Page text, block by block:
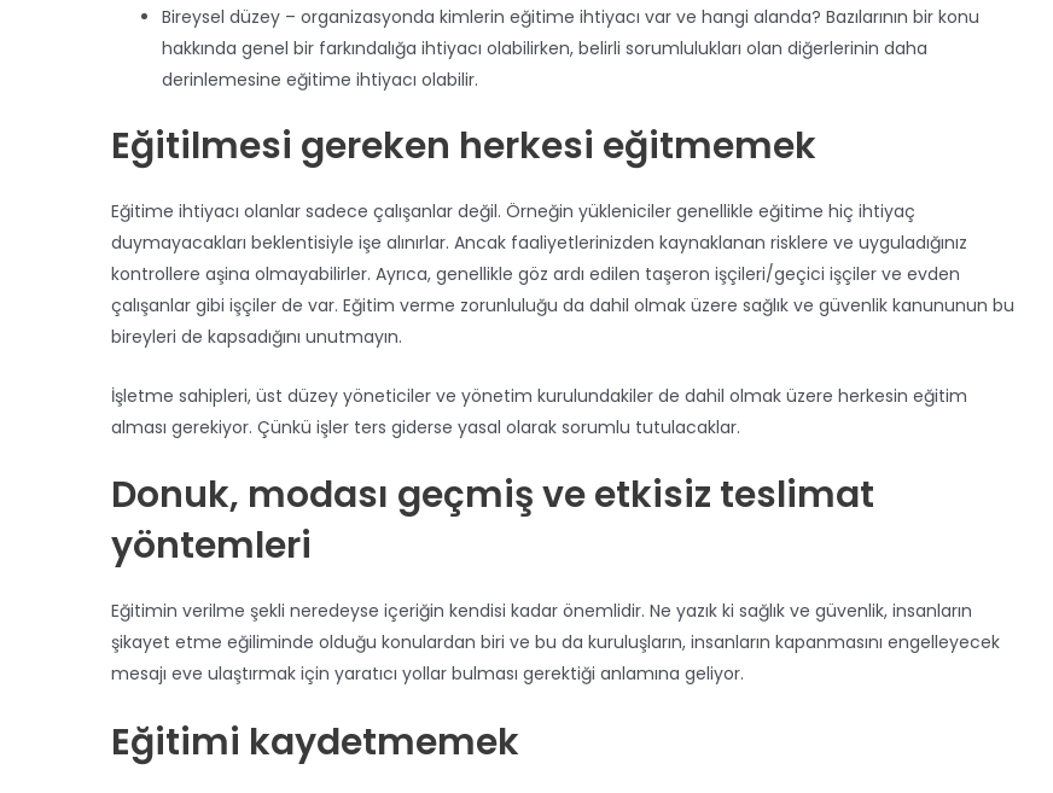
Bireysel düzey – organizasyonda kimlerin eğitime ihtiyacı var ve hangi alanda? Bazılarının bir konu
hakkında genel bir farkındalığa ihtiyacı olabilirken, belirli sorumlulukları olan diğerlerinin daha
derinlemesine eğitime ihtiyacı olabilir.
Eğitilmesi gereken herkesi eğitmemek
Eğitime ihtiyacı olanlar sadece çalışanlar değil. Örneğin yükleniciler genellikle eğitime hiç ihtiyaç
duymayacakları beklentisiyle işe alınırlar. Ancak faaliyetlerinizden kaynaklanan risklere ve uyguladığınız
kontrollere aşina olmayabilirler. Ayrıca, genellikle göz ardı edilen taşeron işçileri/geçici işçiler ve evden
çalışanlar gibi işçiler de var. Eğitim verme zorunluluğu da dahil olmak üzere sağlık ve güvenlik kanununun bu
bireyleri de kapsadığını unutmayın.
İşletme sahipleri, üst düzey yöneticiler ve yönetim kurulundakiler de dahil olmak üzere herkesin eğitim
alması gerekiyor. Çünkü işler ters giderse yasal olarak sorumlu tutulacaklar.
Donuk, modası geçmiş ve etkisiz teslimat
yöntemleri
Eğitimin verilme şekli neredeyse içeriğin kendisi kadar önemlidir. Ne yazık ki sağlık ve güvenlik, insanların
şikayet etme eğiliminde olduğu konulardan biri ve bu da kuruluşların, insanların kapanmasını engelleyecek
mesajı eve ulaştırmak için yaratıcı yollar bulması gerektiği anlamına geliyor.
Eğitimi kaydetmemek